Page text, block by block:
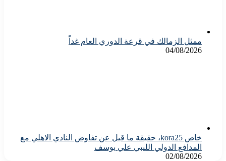
ممثل الزمالك في قرعة الدوري العام غداً
04/08/2026
خاص kora25، حقيقة ما قيل عن تفاوض النادي الاهلي مع
المدافع الدولي الليبي علي يوسف
02/08/2026